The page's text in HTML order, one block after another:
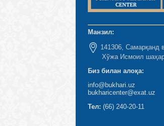
Манзил:
141306, Самарқанд
Хўжа Исмоил
Биз билан алоқа:
info@bukhari.uz
bukharicenter@exat.uz
Тел: (66) 240-20-11